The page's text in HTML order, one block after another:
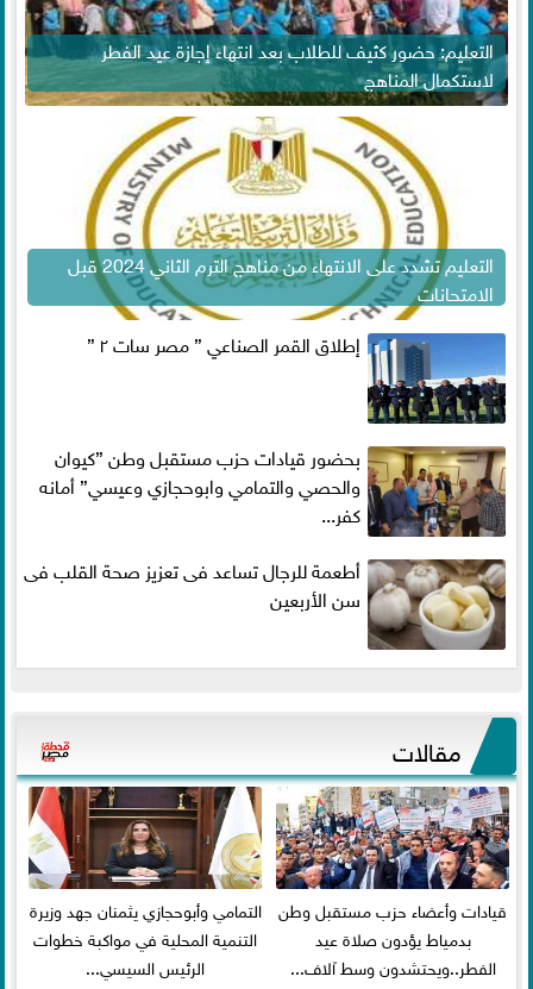
التعليم: حضور كثيف للطلاب بعد انتهاء إجازة عيد الفطر
لاستكمال المناهج
التعليم تشدد على الانتهاء من مناهج الترم الثاني 2024 قبل
الامتحانات
إطلاق القمر الصناعي ” مصر سات ٢ ”
بحضور قيادات حزب مستقبل وطن ”كيوان
والحصي والتمامي وابوحجازي وعيسي” أمانه
كفر...
أطعمة للرجال تساعد فى تعزيز صحة القلب فى
سن الأربعين
مقالات
قيادات وأعضاء حزب مستقبل وطن
بدمياط يؤدون صلاة عيد
الفطر..ويحتشدون وسط آلاف...
التمامي وأبوحجازي يثمنان جهد وزيرة
التنمية المحلية في مواكبة خطوات
الرئيس السيسي...